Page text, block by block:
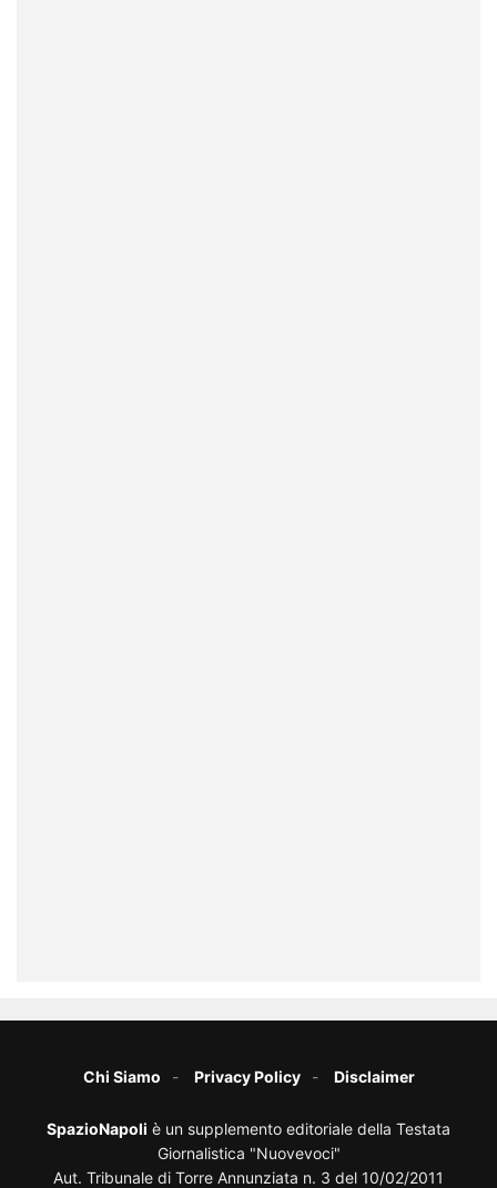
Chi Siamo Privacy Policy Disclaimer
SpazioNapoli è un supplemento editoriale della Testata
Giornalistica "Nuovevoci"
Aut. Tribunale di Torre Annunziata n. 3 del 10/02/2011